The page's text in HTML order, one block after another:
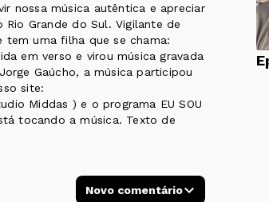
nossa música autêntica e apreciar
Grande do Sul. Vigilante de
tem uma filha que se chama:
em verso e virou música gravada
Gaúcho, a música participou
site:
Middas ) e o programa EU SOU
tocando a música. Texto de
Novo comentário